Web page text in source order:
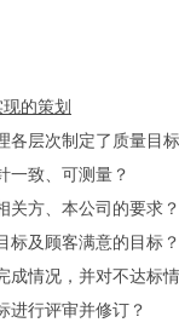
的策划
各层次制定了质量目
一致、可测量？
关方、本公司的要求？
标及顾客满意的目标？
成情况，并对不达标
进行评审并修订？